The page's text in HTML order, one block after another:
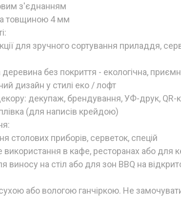
з'єднанням
товщиною 4 мм
для зручного сортування приладдя,
без покриття - екологічна,
дизайн у стилі еко / лофт
декупаж, брендування, УФ-друк, QR-
(для написів крейдою)
столових приборів, серветок, спецій
використання в кафе, ресторанах або для
виносу на стіл або для зон BBQ на
або вологою ганчіркою. Не